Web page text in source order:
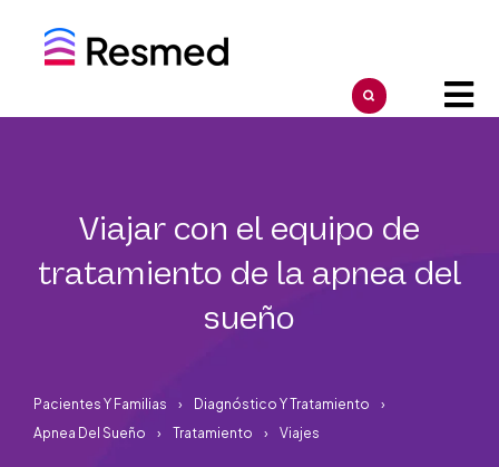
Viajar con el equipo de
tratamiento de la apnea del
sueño
Pacientes Y Familias
Diagnóstico Y Tratamiento
Apnea Del Sueño
Tratamiento Viajes